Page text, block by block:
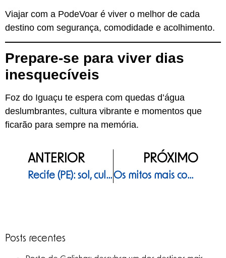
Viajar com a PodeVoar é viver o melhor de cada
destino com segurança, comodidade e acolhimento.
Prepare-se para viver dias
inesquecíveis
Foz do Iguaçu te espera com quedas d’água
deslumbrantes, cultura vibrante e momentos que
ficarão para sempre na memória.
ANTERIOR
Recife (PE): sol, cultura e um Réveillon inesquecível
PRÓXIMO
Os mitos mais comuns sobre cruzeiros e o que realmente acontece a bordo
Posts recentes